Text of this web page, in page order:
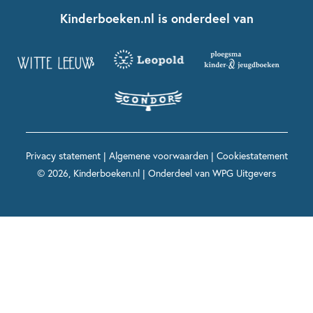
Kinderboeken diversiteit
Grappige kinderboeken
Spannende kinderboeken
Boekentips 12+ jaar
Voor volwassenen
Spekkie en Sproet
Maxi & Helium
Voor het onderwijs
Kinderboeken.nl is onderdeel van
Privacy statement| Algemene voorwaarden| Cookiestatement
© 2026, Kinderboeken.nl | Onderdeel van WPG Uitgevers